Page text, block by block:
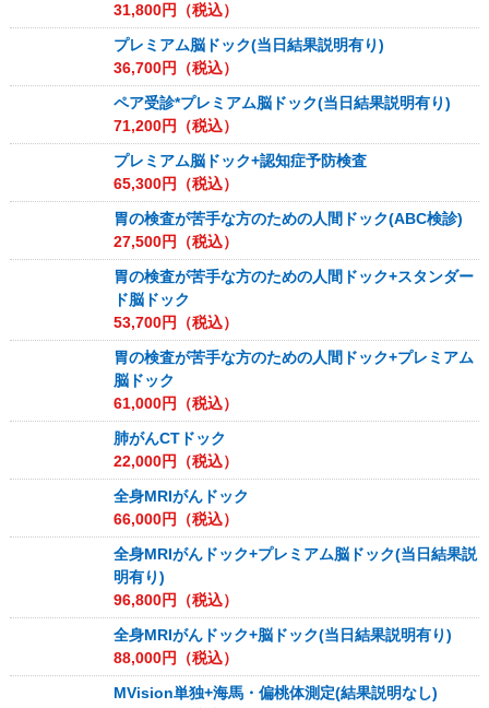
31,800円（税込）
プレミアム脳ドック(当日結果説明有り)
36,700円（税込）
ペア受診*プレミアム脳ドック(当日結果説明有り)
71,200円（税込）
プレミアム脳ドック+認知症予防検査
65,300円（税込）
胃の検査が苦手な方のための人間ドック(ABC検診)
27,500円（税込）
胃の検査が苦手な方のための人間ドック+スタンダー
ド脳ドック
53,700円（税込）
胃の検査が苦手な方のための人間ドック+プレミアム
脳ドック
61,000円（税込）
肺がんCTドック
22,000円（税込）
全身MRIがんドック
66,000円（税込）
全身MRIがんドック+プレミアム脳ドック(当日結果説
明有り)
96,800円（税込）
全身MRIがんドック+脳ドック(当日結果説明有り)
88,000円（税込）
MVision単独+海馬・偏桃体測定(結果説明なし)